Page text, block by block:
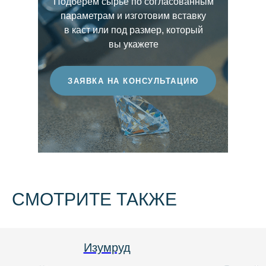
выразительность световой игры. Чем выше
этот показатель, тем более ценным
считается бриллиант.
ЗАЯВКА НА КОНСУЛЬТАЦИЮ
параметрам и изготовим вставку
в каст или под размер, который
вы укажете
СМОТРИТЕ ТАКЖЕ
Груша